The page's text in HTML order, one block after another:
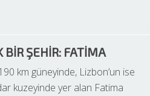
BIR ŞEHIR: FATIMA
km güneyinde, Lizbon’un ise
kuzeyinde yer alan Fatima